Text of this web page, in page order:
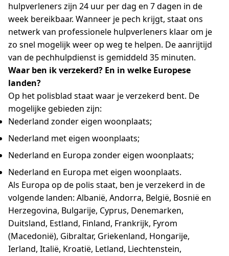
hulpverleners zijn 24 uur per dag en 7 dagen in de
week bereikbaar. Wanneer je pech krijgt, staat ons
netwerk van professionele hulpverleners klaar om je
zo snel mogelijk weer op weg te helpen. De aanrijtijd
van de pechhulpdienst is gemiddeld 35 minuten.
Waar ben ik verzekerd? En in welke Europese
landen?
Op het polisblad staat waar je verzekerd bent. De
mogelijke gebieden zijn:
Nederland zonder eigen woonplaats;
Nederland met eigen woonplaats;
Nederland en Europa zonder eigen woonplaats;
Nederland en Europa met eigen woonplaats.
Als Europa op de polis staat, ben je verzekerd in de
volgende landen: Albanië, Andorra, België, Bosnië en
Herzegovina, Bulgarije, Cyprus, Denemarken,
Duitsland, Estland, Finland, Frankrijk, Fyrom
(Macedonië), Gibraltar, Griekenland, Hongarije,
Ierland, Italië, Kroatië, Letland, Liechtenstein,